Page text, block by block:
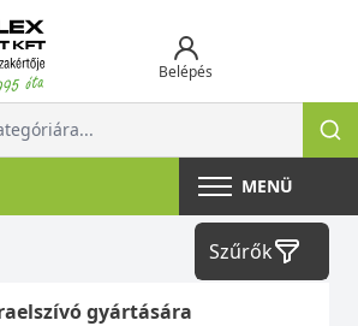
Belépés
MENÜ
gyártására
Szűrők